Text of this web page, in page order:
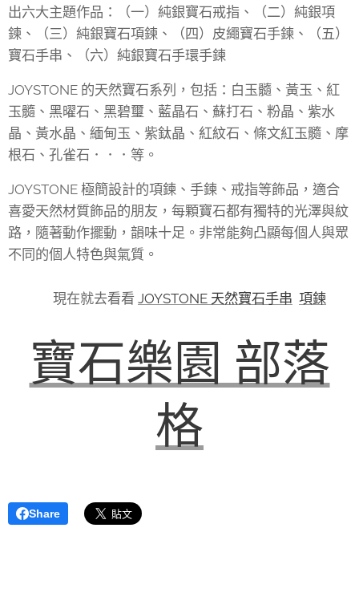
出六大主題作品：（一）純銀寶石戒指、（二）純銀項
鍊、（三）純銀寶石項鍊、（四）皮繩寶石手鍊、（五）
寶石手串、（六）純銀寶石手環手鍊
JOYSTONE 的天然寶石系列，包括：白玉髓、黃玉、紅
玉髓、黑曜石、黑碧璽、藍晶石、蘇打石、粉晶、紫水
晶、黃水晶、緬甸玉、紫鈦晶、紅紋石、條文紅玉髓、摩
根石、孔雀石．．．等。
JOYSTONE 極簡設計的項鍊、手鍊、戒指等飾品，適合
喜愛天然材質飾品的朋友，每顆寶石都有獨特的光澤與紋
路，隨著動作擺動，韻味十足。非常能夠凸顯每個人與眾
不同的個人特色與氣質。
👉 現在就去看看 JOYSTONE 天然寶石手串 項鍊
寶石樂園 部落
格
Share